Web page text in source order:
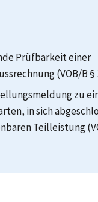
Prüfbarkeit einer
(VOB/B §
zu
in sich
Teilleistung